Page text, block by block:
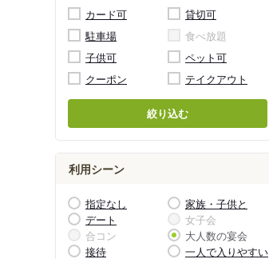
カード可
貸切可
駐車場
食べ放題
子供可
ペット可
クーポン
テイクアウト
絞り込む
利用シーン
指定なし
家族・子供と
デート
女子会
合コン
大人数の宴会
接待
一人で入りやすい